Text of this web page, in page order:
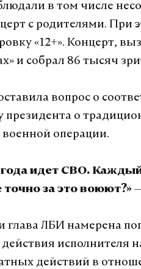
в том числе
с родителями. При
«12+». Концерт,
и собрал 86 тысяч
вопрос о
президента о
операции.
года идет СВО.
за это воюют?»
глава ЛБИ намерена
исполнителя
действий в